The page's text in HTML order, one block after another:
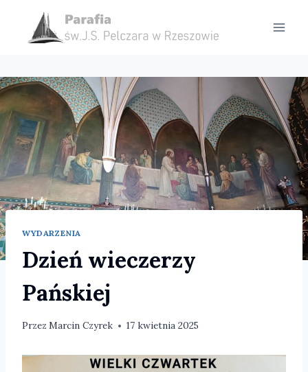
treści
WYDARZENIA
Dzień wieczerzy
Pańskiej
Przez Marcin Czyrek 17 kwietnia 2025